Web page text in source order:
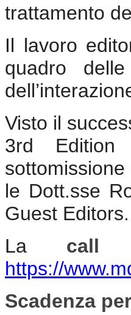
trattamento
Il lavoro
quadro
Visto il
3rd Edition
le Dott.sse
Guest Editors.
La call
https://
Scadenza